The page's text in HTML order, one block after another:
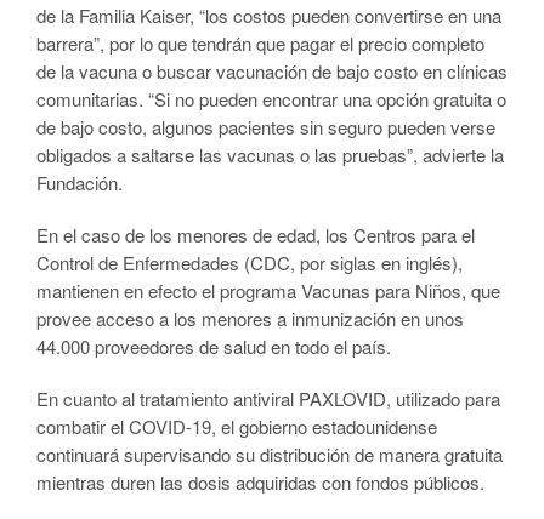
de la Familia Kaiser, “los costos pueden convertirse en una
barrera”, por lo que tendrán que pagar el precio completo
de la vacuna o buscar vacunación de bajo costo en clínicas
comunitarias. “Si no pueden encontrar una opción gratuita o
de bajo costo, algunos pacientes sin seguro pueden verse
obligados a saltarse las vacunas o las pruebas”, advierte la
Fundación.
En el caso de los menores de edad, los Centros para el
Control de Enfermedades (CDC, por siglas en inglés),
mantienen en efecto el programa Vacunas para Niños, que
provee acceso a los menores a inmunización en unos
44.000 proveedores de salud en todo el país.
En cuanto al tratamiento antiviral PAXLOVID, utilizado para
combatir el COVID-19, el gobierno estadounidense
continuará supervisando su distribución de manera gratuita
mientras duren las dosis adquiridas con fondos públicos.